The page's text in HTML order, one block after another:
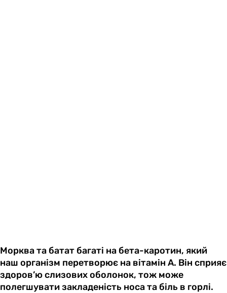
Морква та батат багаті на бета-каротин, який
наш організм перетворює на вітамін А. Він сприяє
здоров’ю слизових оболонок, тож може
полегшувати закладеність носа та біль в горлі.